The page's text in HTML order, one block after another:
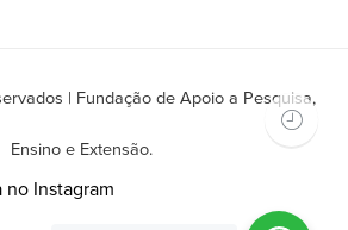
| Fundação de Apoio a Pesquisa,
Ensino e Extensão.
no Instagram